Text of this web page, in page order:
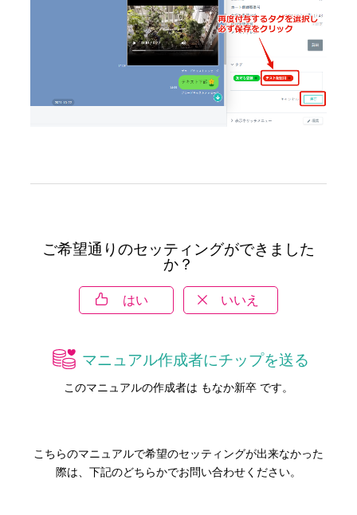
ご希望通りのセッティングができました
か？
はい いいえ
マニュアル作成者にチップを送る
このマニュアルの作成者は もなか新卒 です。
こちらのマニュアルで希望のセッティングが出来なかった
際は、下記のどちらかでお問い合わせください。